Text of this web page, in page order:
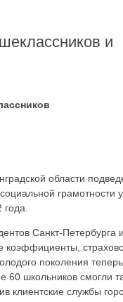
и
области
грамотности
Санкт-Петербурга и
коэффициенты,
поколения
60 школьников смогли
клиентские службы